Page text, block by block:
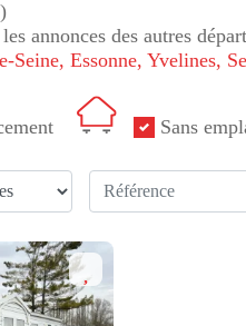
)
annonces des autres
Seine, Essonne, Yvelines,
Sans